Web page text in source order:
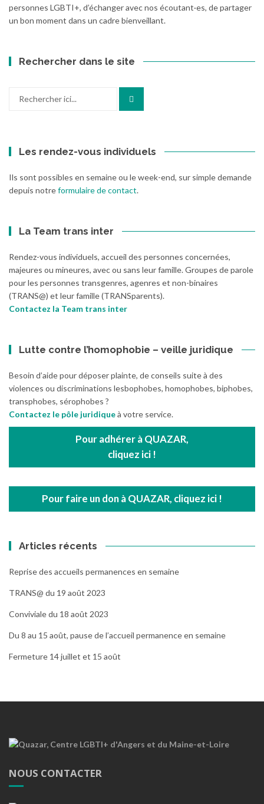
personnes LGBTI+, d’échanger avec nos écoutant·es, de partager
un bon moment dans un cadre bienveillant.
Rechercher dans le site
Les rendez-vous individuels
Ils sont possibles en semaine ou le week-end, sur simple demande
depuis notreformulaire de contact.
La Team trans inter
Rendez-vous individuels, accueil des personnes concernées,
majeures ou mineures, avec ou sans leur famille. Groupes de parole
pour les personnes transgenres, agenres et non-binaires
(TRANS@) et leur famille (TRANSparents).
Contactez la Team trans inter
Lutte contre l’homophobie – veille juridique
Besoin d’aide pour déposer plainte, de conseils suite à des
violences ou discriminations lesbophobes, homophobes, biphobes,
transphobes, sérophobes ?
Contactez le pôle juridiqueà votre service.
Pour adhérer à QUAZAR,
cliquez ici !
Pour faire un don à QUAZAR, cliquez ici !
Articles récents
Reprise des accueils permanences en semaine
TRANS@ du 19 août 2023
Conviviale du 18 août 2023
Du 8 au 15 août, pause de l’accueil permanence en semaine
Fermeture 14 juillet et 15 août
NOUS CONTACTER